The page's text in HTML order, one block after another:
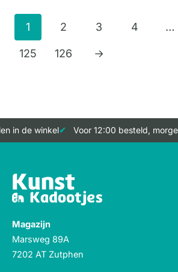
1 2 3 4 …
125 126 →
in de winkel Voor 12:00 besteld, morgen
Magazijn
Marsweg 89A
7202 AT Zutphen